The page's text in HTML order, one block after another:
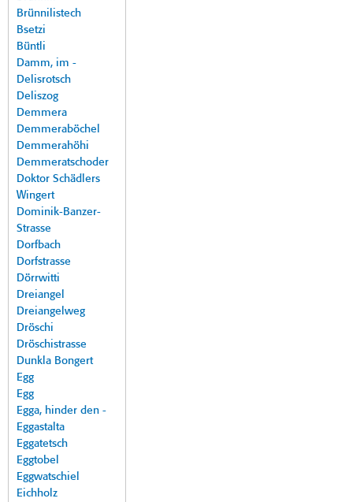
Brünnilistech
Bsetzi
Büntli
Damm, im -
Delisrotsch
Deliszog
Demmera
Demmeraböchel
Demmerahöhi
Demmeratschoder
Doktor Schädlers
Wingert
Dominik-Banzer-
Strasse
Dorfbach
Dorfstrasse
Dörrwitti
Dreiangel
Dreiangelweg
Dröschi
Dröschistrasse
Dunkla Bongert
Egg
Egg
Egga, hinder den -
Eggastalta
Eggatetsch
Eggtobel
Eggwatschiel
Eichholz